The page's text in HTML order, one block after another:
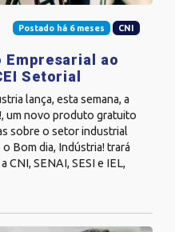
Postado há 6 meses CNI
ao
Setorial
lança, esta semana, a
um novo produto gratuito
sobre o setor industrial
Bom dia, Indústria! trará
CNI, SENAI, SESI e IEL,